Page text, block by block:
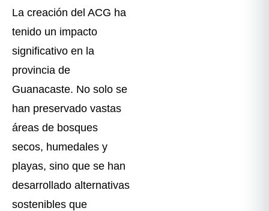
La creación del ACG ha
tenido un impacto
significativo en la
provincia de
Guanacaste. No solo se
han preservado vastas
áreas de bosques
secos, humedales y
playas, sino que se han
desarrollado alternativas
sostenibles que